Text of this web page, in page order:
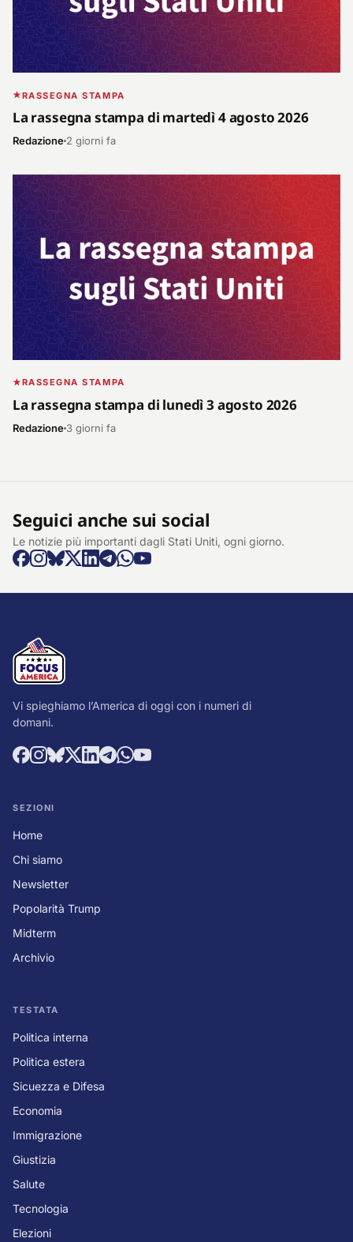
RASSEGNA STAMPA
La rassegna stampa di martedì 4 agosto 2026
Redazione 2 giorni fa
RASSEGNA STAMPA
La rassegna stampa di lunedì 3 agosto 2026
Redazione 3 giorni fa
Seguici anche sui social
Le notizie più importanti dagli Stati Uniti, ogni giorno.
Vi spieghiamo l’America di oggi con i numeri di
domani.
SEZIONI
Home
Chi siamo
Newsletter
Popolarità Trump
Midterm
Archivio
TESTATA
Politica interna
Politica estera
Sicuezza e Difesa
Economia
Immigrazione
Giustizia
Salute
Tecnologia
Elezioni